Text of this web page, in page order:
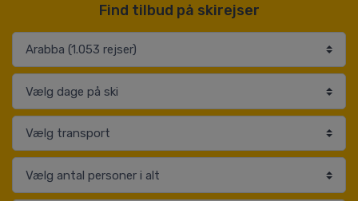
Find tilbud på skirejser